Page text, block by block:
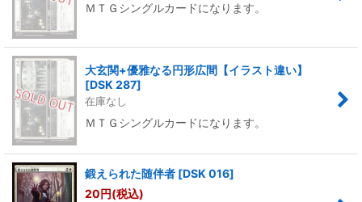
ＭＴＧシングルカードになります。
大玄関+優雅なる円形広間【イラスト違い】
[DSK 287]
在庫なし
ＭＴＧシングルカードになります。
鍛えられた随伴者 [DSK 016]
20円(税込)